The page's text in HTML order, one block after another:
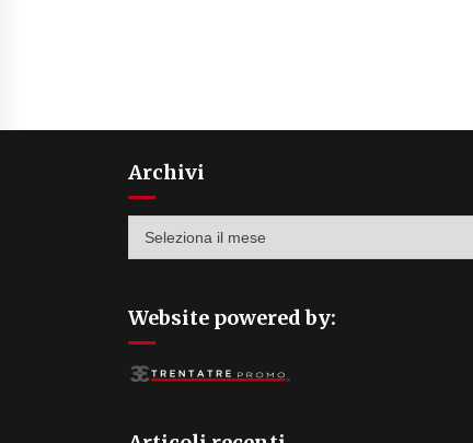
Archivi
Website powered by: